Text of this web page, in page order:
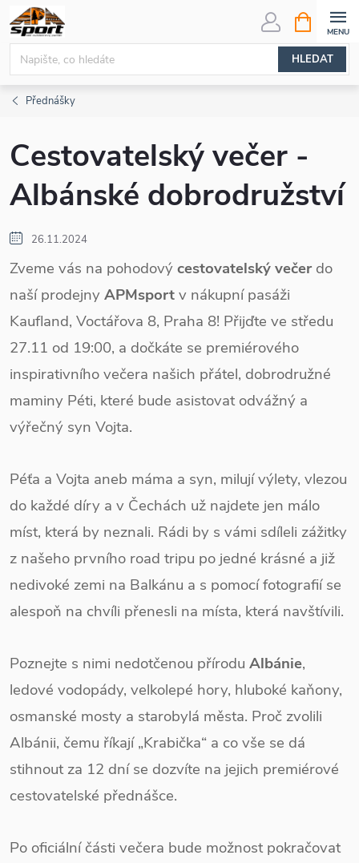
Přejít
na
obsah
HLEDAT
NÁKUPNÍ
KOŠÍK
Přednášky
Cestovatelský večer -
Albánské dobrodružství
26.11.2024
Zveme vás na pohodovýcestovatelský večerdo
naší prodejnyAPMsportv nákupní pasáži
Kaufland, Voctářova 8, Praha 8! Přijďte ve středu
27.11 od 19:00, a dočkáte se premiérového
inspirativního večera našich přátel, dobrodružné
maminy Péti, které bude asistovat odvážný a
výřečný syn Vojta.
Péťa a Vojta aneb máma a syn, milují výlety, vlezou
do každé díry a v Čechách už najdete jen málo
míst, která by neznali. Rádi by s vámi sdíleli zážitky
z našeho prvního road tripu po jedné krásné a již
nedivoké zemi na Balkánu a s pomocí fotografií se
alespoň na chvíli přenesli na místa, která navštívili.
Poznejte s nimi nedotčenou přírodu Albánie,
ledové vodopády, velkolepé hory, hluboké kaňony,
osmanské mosty a starobylá města. Proč zvolili
Albánii, čemu říkají „Krabička“ a co vše se dá
stihnout za 12 dní se dozvíte na jejich premiérové
cestovatelské přednášce.
Po oficiální části večera bude možnost pokračovat